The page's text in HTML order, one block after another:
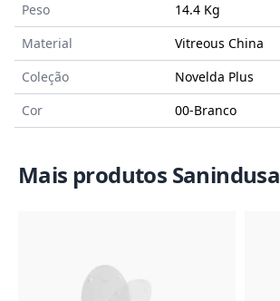
Peso
14.4 Kg
Material
Vitreous China
Coleção
Novelda Plus
Cor
00-Branco
Mais produtos Sanindusa